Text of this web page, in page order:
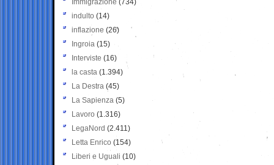
Immigrazione (734)
indulto (14)
inflazione (26)
Ingroia (15)
Interviste (16)
la casta (1.394)
La Destra (45)
La Sapienza (5)
Lavoro (1.316)
LegaNord (2.411)
Letta Enrico (154)
Liberi e Uguali (10)